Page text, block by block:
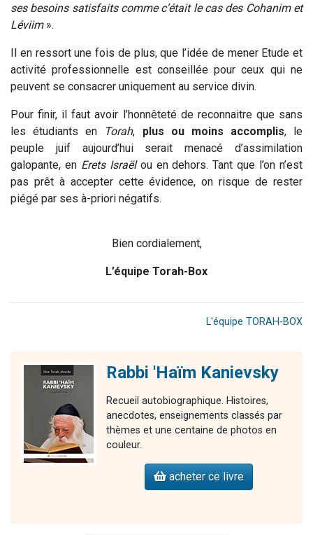
ses besoins satisfaits comme c’était le cas des Cohanim et
Léviim ».
Il en ressort une fois de plus, que l’idée de mener Etude et
activité professionnelle est conseillée pour ceux qui ne
peuvent se consacrer uniquement au service divin.
Pour finir, il faut avoir l’honnêteté de reconnaitre que sans
les étudiants en
Torah, plus ou moins accomplis, le
peuple juif aujourd’hui serait menacé d’assimilation
galopante, en Erets Israëlou en dehors. Tant que l’on n’est
pas prêt à accepter cette évidence, on risque de rester
piégé par ses à-priori négatifs.
Bien cordialement,
L’équipe Torah-Box
L'équipe TORAH-BOX
Rabbi 'Haïm Kanievsky
Recueil autobiographique. Histoires,
anecdotes, enseignements classés par
thèmes et une centaine de photos en
couleur.
acheter ce livre